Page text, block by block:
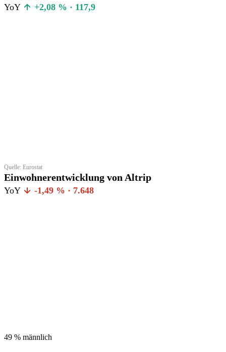
YoY +2,08 % · 117,9
Quelle: Eurostat
Einwohnerentwicklung von Altrip
YoY -1,49 % · 7.648
49 % männlich